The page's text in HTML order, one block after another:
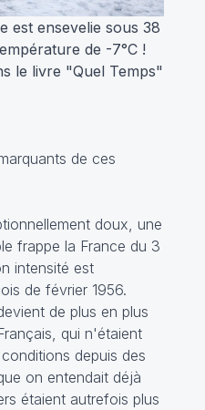
est ensevelie sous 38
de -7°C !
le livre "Quel Temps"
de ces
doux, une
frappe la France du 3
intensité est
de février 1956.
de plus en plus
qui n'étaient
depuis des
on entendait déjà
étaient autrefois plus